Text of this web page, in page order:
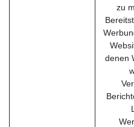
zu
denen